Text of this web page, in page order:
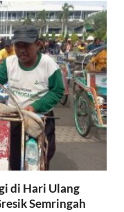
di Hari Ulang
Semringah